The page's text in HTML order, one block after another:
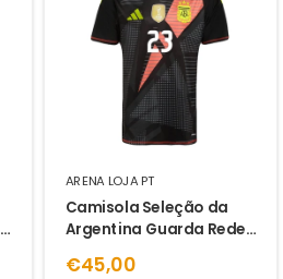
ARENA LOJA PT
Camisola Seleção da
Argentina Guarda Redes
€45,00